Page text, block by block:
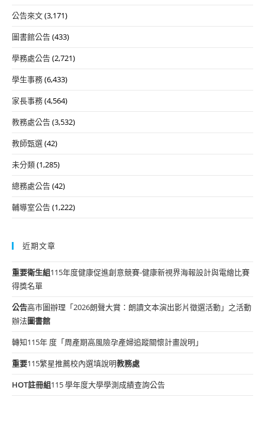
公告來文(3,171)
圖書館公告(433)
學務處公告(2,721)
學生事務(6,433)
家長事務(4,564)
教務處公告(3,532)
教師甄選(42)
未分類(1,285)
總務處公告(42)
輔導室公告(1,222)
近期文章
重要衛生組115年度健康促進創意競賽-健康新視界海報設計與電繪比賽
得獎名單
公告高市圖辦理「2026朗聲大賞：朗讀文本演出影片徵選活動」之活動
辦法圖書館
轉知115年 度「周產期高風險孕產婦追蹤關懷計畫說明」
重要115繁星推薦校內選填說明教務處
HOT註冊組115 學年度大學學測成績查詢公告